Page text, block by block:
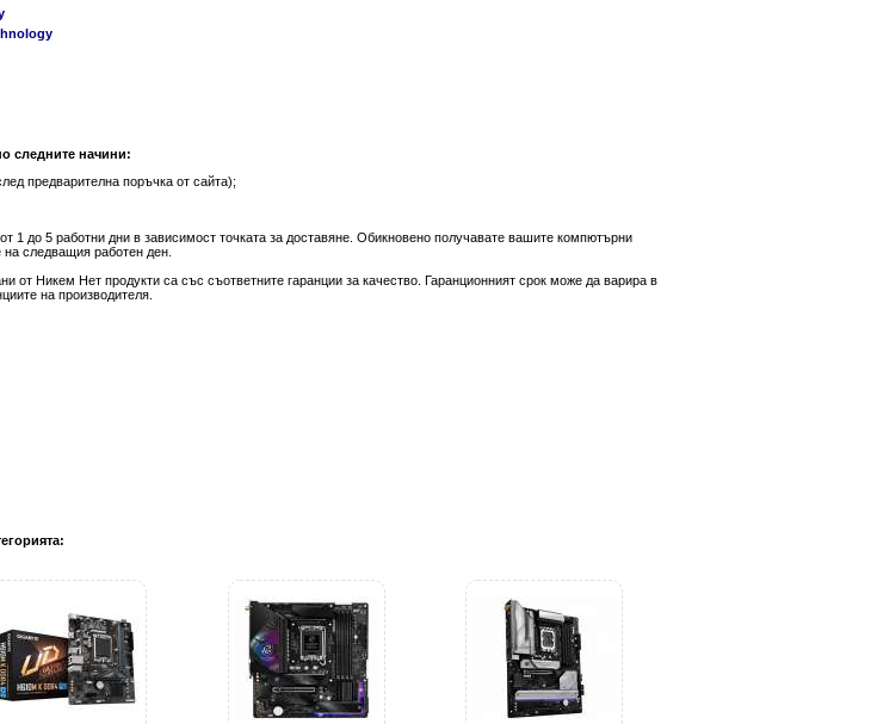
следните начини:
предварителна поръчка от сайта);
1 до 5 работни дни в зависимост точката за доставяне. Обикновено получавате вашите компютърни
следващия работен ден.
от Никем Нет продукти са със съответните гаранции за качество. Гаранционният срок може да варира в
на производителя.